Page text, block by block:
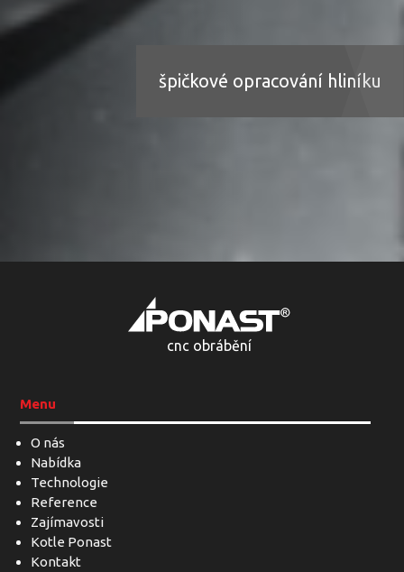
špičkové opracování hliníku
cnc obrábění
Menu
O nás
Nabídka
Technologie
Reference
Zajímavosti
Kotle Ponast
Kontakt